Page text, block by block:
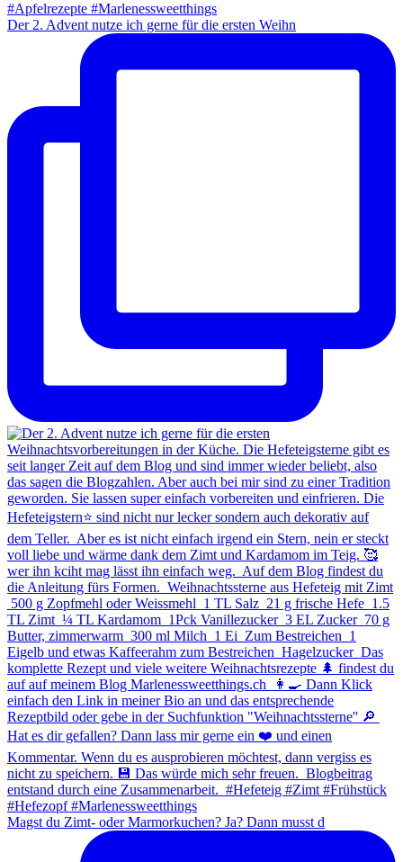
Der 2. Advent nutze ich gerne für die ersten Weihn
Magst du Zimt- oder Marmorkuchen? Ja? Dann musst d